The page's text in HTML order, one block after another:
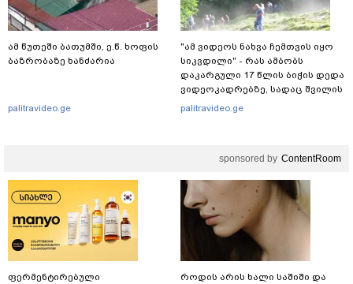
ამ წუთეში ბათუმში, ე.წ. ხოფის
ბაზრობაზე ხანძარია
palitravideo.ge
"ამ ვიდეოს ნახვა ჩემთვის იყო
სიკვდილი" - რას ამბობს
დაკარგული 17 წლის ბიჭის დედა
ვიდეოკადრებზე, სადაც შვილის
განწირული ვედრების ხმა
palitravideo.ge
sponsored by ContentRoom
ფერმენტირებული
როდის არის ხალი საშიში და